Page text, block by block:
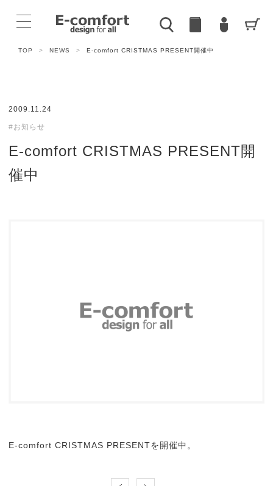
TOP > NEWS > E-comfort CRISTMAS PRESENT開催中
2009.11.24
#お知らせ
E-comfort CRISTMAS PRESENT開
催中
E-comfort CRISTMAS PRESENTを開催中。